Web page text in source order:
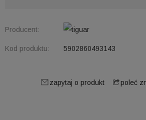
Producent:
Kod produktu: 5902860493143
zapytaj o produkt poleć